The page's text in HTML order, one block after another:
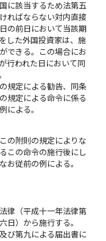
に該当するため法第五
ればならない対内直接
の前日において当該期
した外国投資家は、施
できる。この場合にお
行われた日において同
規定による勧告、同条
規定による命令に係る
による。
の附則の規定によりな
この命令の施行後にし
お従前の例による。
律（平成十一年法律第
日）から施行する。
び第九による届出書に